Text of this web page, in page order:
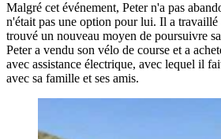
Malgré cet événement, Peter n'a pas
n'était pas une option pour lui. Il a travaillé
trouvé un nouveau moyen de poursuivre
Peter a vendu son vélo de course et a
avec assistance électrique, avec lequel il
avec sa famille et ses amis.